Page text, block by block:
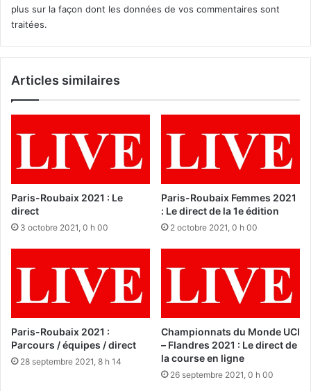
plus sur la façon dont les données de vos commentaires sont
traitées.
Articles similaires
Paris-Roubaix 2021 : Le
direct
3 octobre 2021, 0 h 00
Paris-Roubaix Femmes 2021
: Le direct de la 1e édition
2 octobre 2021, 0 h 00
Paris-Roubaix 2021 :
Parcours / équipes / direct
28 septembre 2021, 8 h 14
Championnats du Monde UCI
– Flandres 2021 : Le direct de
la course en ligne
26 septembre 2021, 0 h 00